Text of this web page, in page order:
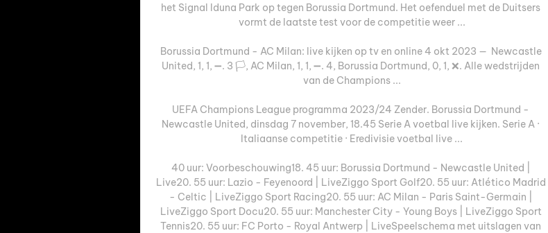
het Signal Iduna Park op tegen Borussia Dortmund. Het oefenduel met de Duitsers
vormt de laatste test voor de competitie weer ...
Borussia Dortmund - AC Milan: live kijken op tv en online 4 okt 2023 — 󠁧󠁢󠁥󠁮󠁧󠁿 Newcastle
United, 1, 1, ➖. 3 🏳️, AC Milan, 1, 1, ➖. 4, Borussia Dortmund, 0, 1, ❌. Alle wedstrijden
van de Champions ...
UEFA Champions League programma 2023/24 Zender. Borussia Dortmund -
Newcastle United, dinsdag 7 november, 18.45 Serie A voetbal live kijken. Serie A ·
Italiaanse competitie · Eredivisie voetbal live ...
40 uur: Voorbeschouwing18. 45 uur: Borussia Dortmund - Newcastle United |
Live20. 55 uur: Lazio - Feyenoord | LiveZiggo Sport Golf20. 55 uur: Atlético Madrid
- Celtic | LiveZiggo Sport Racing20. 55 uur: AC Milan - Paris Saint-Germain |
LiveZiggo Sport Docu20. 55 uur: Manchester City - Young Boys | LiveZiggo Sport
Tennis20. 55 uur: FC Porto - Royal Antwerp | LiveSpeelschema met uitslagen van